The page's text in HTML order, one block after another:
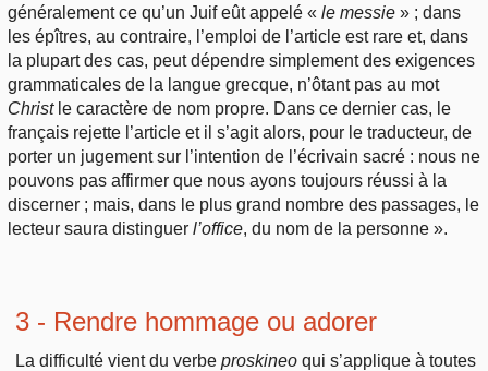
généralement ce qu’un Juif eût appelé « le messie » ; dans
les épîtres, au contraire, l’emploi de l’article est rare et, dans
la plupart des cas, peut dépendre simplement des exigences
grammaticales de la langue grecque, n’ôtant pas au mot
Christ le caractère de nom propre. Dans ce dernier cas, le
français rejette l’article et il s’agit alors, pour le traducteur, de
porter un jugement sur l’intention de l’écrivain sacré : nous ne
pouvons pas affirmer que nous ayons toujours réussi à la
discerner ; mais, dans le plus grand nombre des passages, le
lecteur saura distinguer l’office, du nom de la personne ».
3 - Rendre hommage ou adorer
La difficulté vient du verbeproskineo qui s’applique à toutes